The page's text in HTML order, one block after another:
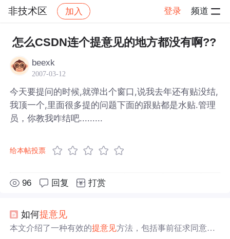
非技术区 加入 登录 频道
社区 非技术区 帖子详情
怎么CSDN连个提意见的地方都没有啊??
beexk
2007-03-12
今天要提问的时候,就弹出个窗口,说我去年还有贴没结,
我顶一个,里面很多提的问题下面的跟贴都是水贴.管理
员，你教我咋结吧.........
给本帖投票
96 回复 打赏
如何提意见
本文介绍了一种有效的提意见方法，包括事前征求同意、